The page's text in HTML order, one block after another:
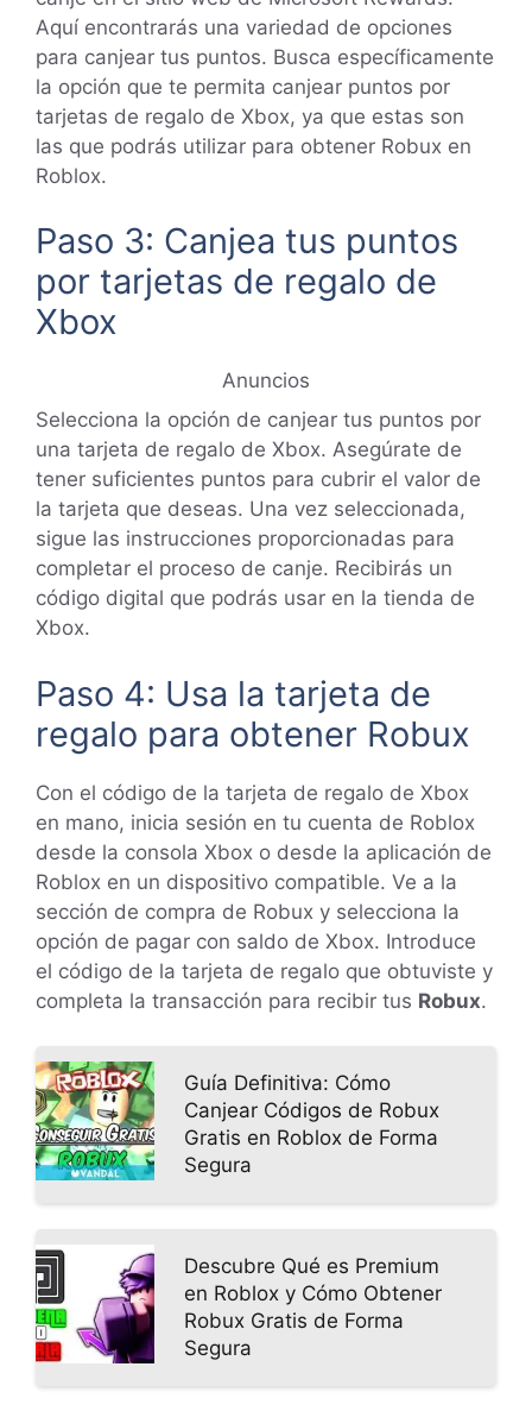
Aquí encontrarás una variedad de opciones
para canjear tus puntos. Busca específicamente
la opción que te permita canjear puntos por
tarjetas de regalo de Xbox, ya que estas son
las que podrás utilizar para obtener Robux en
Roblox.
Paso 3: Canjea tus puntos
por tarjetas de regalo de
Xbox
Anuncios
Selecciona la opción de canjear tus puntos por
una tarjeta de regalo de Xbox. Asegúrate de
tener suficientes puntos para cubrir el valor de
la tarjeta que deseas. Una vez seleccionada,
sigue las instrucciones proporcionadas para
completar el proceso de canje. Recibirás un
código digital que podrás usar en la tienda de
Xbox.
Paso 4: Usa la tarjeta de
regalo para obtener Robux
Con el código de la tarjeta de regalo de Xbox
en mano, inicia sesión en tu cuenta de Roblox
desde la consola Xbox o desde la aplicación de
Roblox en un dispositivo compatible. Ve a la
sección de compra de Robux y selecciona la
opción de pagar con saldo de Xbox. Introduce
el código de la tarjeta de regalo que obtuviste y
completa la transacción para recibir tus Robux.
Guía Definitiva: Cómo
Canjear Códigos de Robux
Gratis en Roblox de Forma
Segura
Descubre Qué es Premium
en Roblox y Cómo Obtener
Robux Gratis de Forma
Segura